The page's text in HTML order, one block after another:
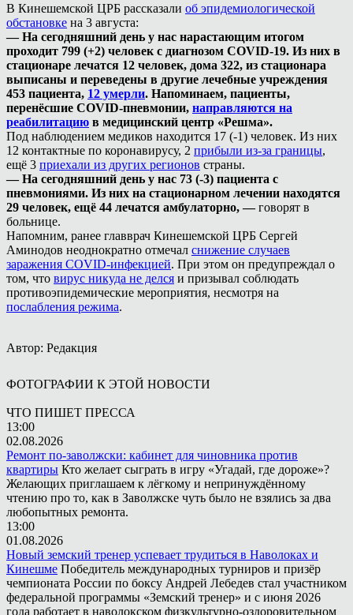
В Кинешемской ЦРБ рассказали об эпидемиологической
обстановке на 3 августа:
— На сегодняшний день у нас нарастающим итогом
проходит 799 (+2) человек с диагнозом COVID-19. Из них в
стационаре лечатся 12 человек, дома 322, из стационара
выписаны и переведены в другие лечебные учреждения
453 пациента, 12 умерли. Напоминаем, пациенты,
перенёсшие COVID-пневмонии, направляются на
реабилитацию в медицинский центр «Решма».
Под наблюдением медиков находится 17 (-1) человек. Из них
12 контактные по коронавирусу, 2 прибыли из-за границы,
ещё 3 приехали из других регионов страны.
— На сегодняшний день у нас 73 (-3) пациента с
пневмониями. Из них на стационарном лечении находятся
29 человек, ещё 44 лечатся амбулаторно, —говорят в
больнице.
Напомним, ранее главврач Кинешемской ЦРБ Сергей
Аминодов неоднократно отмечал снижение случаев
заражения COVID-инфекцией. При этом он предупреждал о
том, что вирус никуда не делся и призывал соблюдать
противоэпидемические мероприятия, несмотря на
послабления режима.
Автор: Редакция
ФОТОГРАФИИ К ЭТОЙ НОВОСТИ
ЧТО ПИШЕТ ПРЕССА
13:00
02.08.2026
Ремонт по-заволжски: кабинет для чиновника против
квартиры Кто желает сыграть в игру «Угадай, где дороже»?
Желающих приглашаем к лёгкому и непринуждённому
чтению про то, как в Заволжске чуть было не взялись за два
любопытных ремонта.
13:00
01.08.2026
Новый земский тренер успевает трудиться в Наволоках и
Кинешме Победитель международных турниров и призёр
чемпионата России по боксу Андрей Лебедев стал участником
федеральной программы «Земский тренер» и с июня 2026
года работает в наволокском физкультурно-оздоровительном